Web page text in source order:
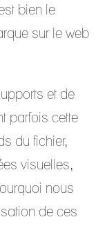
bien le
sur le web
et de
parfois cette
du fichier,
visuelles,
nous
de ces